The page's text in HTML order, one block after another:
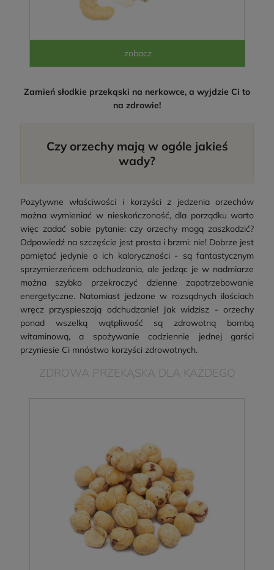
Zamień słodkie przekąski na nerkowce, a wyjdzie Ci to
na zdrowie!
Czy orzechy mają w ogóle jakieś
wady?
Pozytywne właściwości i korzyści z jedzenia orzechów
można wymieniać w nieskończoność, dla porządku warto
więc zadać sobie pytanie: czy orzechy mogą zaszkodzić?
Odpowiedź na szczęście jest prosta i brzmi: nie! Dobrze jest
pamiętać jedynie o ich kaloryczności - są fantastycznym
sprzymierzeńcem odchudzania, ale jedząc je w nadmiarze
można szybko przekroczyć dzienne zapotrzebowanie
energetyczne. Natomiast jedzone w rozsądnych ilościach
wręcz przyspieszają odchudzanie! Jak widzisz - orzechy
ponad wszelką wątpliwość są zdrowotną bombą
witaminową, a spożywanie codziennie jednej garści
przyniesie Ci mnóstwo korzyści zdrowotnych.
ZDROWA PRZEKĄSKA DLA KAŻDEGO